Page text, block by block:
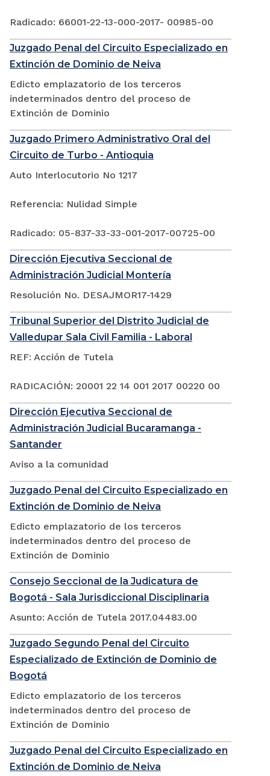
Radicado: 66001-22-13-000-2017- 00985-00
Juzgado Penal del Circuito Especializado en
Extinción de Dominio de Neiva
Edicto emplazatorio de los terceros
indeterminados dentro del proceso de
Extinción de Dominio
Juzgado Primero Administrativo Oral del
Circuito de Turbo - Antioquia
Auto Interlocutorio No 1217
Referencia: Nulidad Simple
Radicado: 05-837-33-33-001-2017-00725-00
Dirección Ejecutiva Seccional de
Administración Judicial Montería
Resolución No. DESAJMOR17-1429
Tribunal Superior del Distrito Judicial de
Valledupar Sala Civil Familia - Laboral
REF: Acción de Tutela
RADICACIÓN: 20001 22 14 001 2017 00220 00
Dirección Ejecutiva Seccional de
Administración Judicial Bucaramanga -
Santander
Aviso a la comunidad
Juzgado Penal del Circuito Especializado en
Extinción de Dominio de Neiva
Edicto emplazatorio de los terceros
indeterminados dentro del proceso de
Extinción de Dominio
Consejo Seccional de la Judicatura de
Bogotá - Sala Jurisdiccional Disciplinaria
Asunto: Acción de Tutela 2017.04483.00
Juzgado Segundo Penal del Circuito
Especializado de Extinción de Dominio de
Bogotá
Edicto emplazatorio de los terceros
indeterminados dentro del proceso de
Extinción de Dominio
Juzgado Penal del Circuito Especializado en
Extinción de Dominio de Neiva